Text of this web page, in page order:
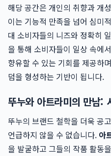
해당 공간은 개인의 취향과 개
이는 기능적 만족을 넘어 심미
대 소비자들의 니즈와 정확히
을 통해 소비자들이 일상 속에
향유할 수 있는 기회를 제공하
덤을 형성하는 기반이 됩니다.
뚜누와 아트라미의 만남:
뚜누의 브랜드 철학을 더욱 공
언급하지 않을 수 없습니다. 아
을 발굴하고 그들의 작품 활동